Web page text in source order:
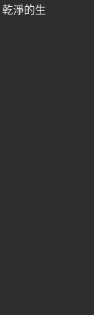
淨的生